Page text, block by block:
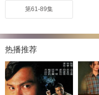
第61-89集
热播推荐